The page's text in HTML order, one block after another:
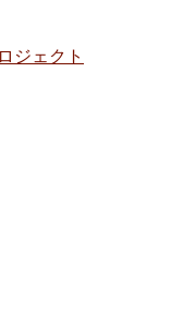
ジェクト